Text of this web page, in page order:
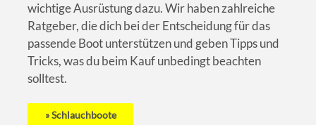
wichtige Ausrüstung dazu. Wir haben zahlreiche
Ratgeber, die dich bei der Entscheidung für das
passende Boot unterstützen und geben Tipps und
Tricks, was du beim Kauf unbedingt beachten
solltest.
Schlauchboote